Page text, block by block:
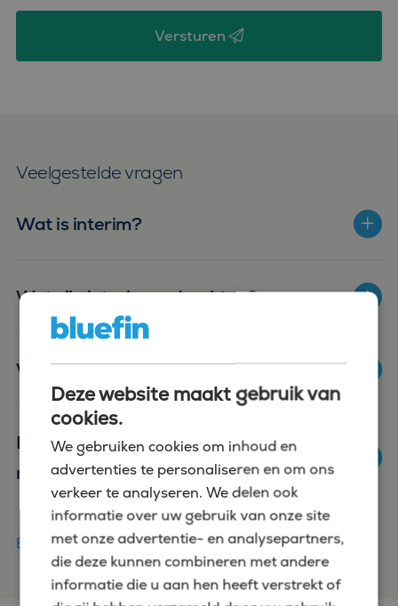
Versturen
Veelgestelde vragen
Wat is interim?
Wat zijn interim opdrachten?
Wat houdt het traineeship in?
Hoe lang duurt de werving van mijn
nieuwe finance collega?
Bekijk alle veelgestelde vragen
Deze website maakt gebruik van
cookies.
We gebruiken cookies om inhoud en
advertenties te personaliseren en om ons
verkeer te analyseren. We delen ook
informatie over uw gebruik van onze site
met onze advertentie- en analysepartners,
die deze kunnen combineren met andere
informatie die u aan hen heeft verstrekt of